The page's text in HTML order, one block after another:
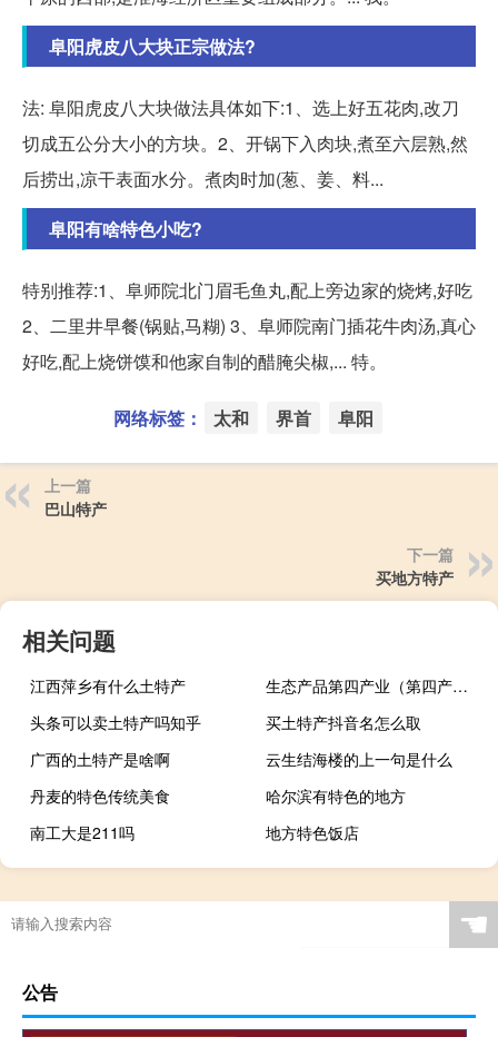
阜阳虎皮八大块正宗做法?
法: 阜阳虎皮八大块做法具体如下:1、选上好五花肉,改刀
切成五公分大小的方块。2、开锅下入肉块,煮至六层熟,然
后捞出,凉干表面水分。煮肉时加(葱、姜、料...
阜阳有啥特色小吃?
特别推荐:1、阜师院北门眉毛鱼丸,配上旁边家的烧烤,好吃
2、二里井早餐(锅贴,马糊) 3、阜师院南门插花牛肉汤,真心
好吃,配上烧饼馍和他家自制的醋腌尖椒,... 特。
网络标签： 太和 界首 阜阳
上一篇
巴山特产
下一篇
买地方特产
相关问题
江西萍乡有什么土特产
生态产品第四产业（第四产业）
头条可以卖土特产吗知乎
买土特产抖音名怎么取
广西的土特产是啥啊
云生结海楼的上一句是什么
丹麦的特色传统美食
哈尔滨有特色的地方
南工大是211吗
地方特色饭店
☚
公告